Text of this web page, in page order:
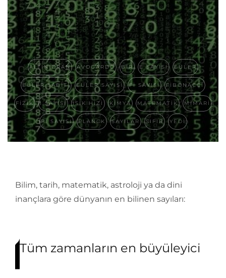
ALTIN ORAN AVOGARDO BIR E SAYISI EULER
EULER SABITI EULER SAYISI FI SAYISI FIBONACCI
FIZIK I SAYISI ISIK HIZI KIMYA MATEMATIK MIMARI
PI SAYISI PLANCK SAYILAR SIFIR YEDI
Bilim, tarih, matematik, astroloji ya da dini
inançlara göre dünyanın en bilinen sayıları:
Tüm zamanların en büyüleyici